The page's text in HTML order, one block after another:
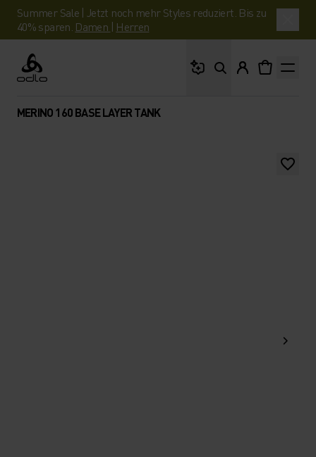
Summer Sale | Jetzt noch mehr Styles reduziert. Bis zu
40% sparen. Damen | Herren
Odlo
MERINO 160 BASE LAYER TANK